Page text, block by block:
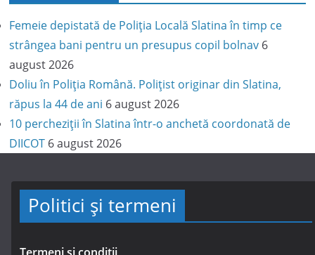
Femeie depistată de Poliția Locală Slatina în timp ce
strângea bani pentru un presupus copil bolnav 6
august 2026
Doliu în Poliția Română. Polițist originar din Slatina,
răpus la 44 de ani 6 august 2026
10 percheziții în Slatina într-o anchetă coordonată de
DIICOT 6 august 2026
Politici și termeni